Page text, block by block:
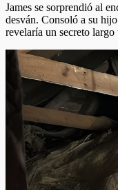
James se sorprendió al
desván. Consoló a su
revelaría un secreto